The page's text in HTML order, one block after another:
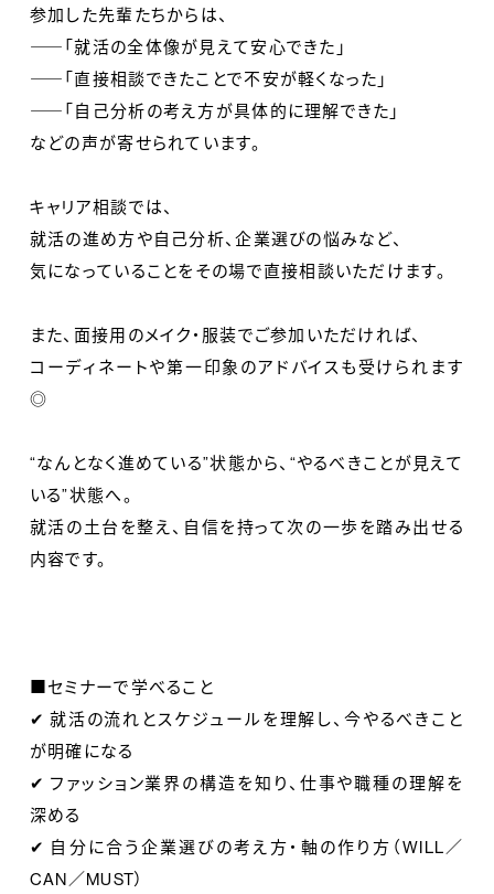
参加した先輩たちからは、
――「就活の全体像が見えて安心できた」
――「直接相談できたことで不安が軽くなった」
――「自己分析の考え方が具体的に理解できた」
などの声が寄せられています。
キャリア相談では、
就活の進め方や自己分析、企業選びの悩みなど、
気になっていることをその場で直接相談いただけます。
また、面接用のメイク・服装でご参加いただければ、
コーディネートや第一印象のアドバイスも受けられます
◎
“なんとなく進めている”状態から、“やるべきことが見えて
いる”状態へ。
就活の土台を整え、自信を持って次の一歩を踏み出せる
内容です。
■セミナーで学べること
✔ 就活の流れとスケジュールを理解し、今やるべきこと
が明確になる
✔ ファッション業界の構造を知り、仕事や職種の理解を
深める
✔ 自分に合う企業選びの考え方・軸の作り方（WILL／
CAN／MUST）